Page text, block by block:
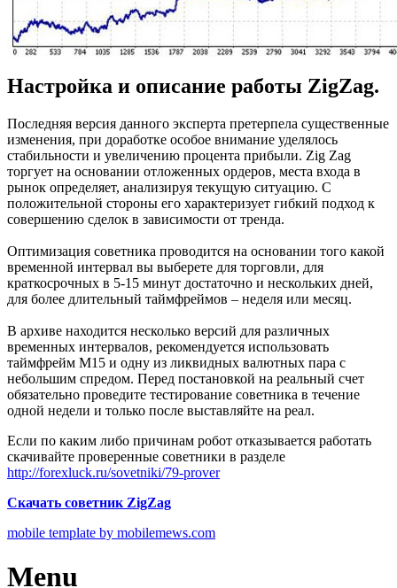
Настройка и описание работы ZigZag.
Последняя версия данного эксперта претерпела существенные
изменения, при доработке особое внимание уделялось
стабильности и увеличению процента прибыли. Zig Zag
торгует на основании отложенных ордеров, места входа в
рынок определяет, анализируя текущую ситуацию. С
положительной стороны его характеризует гибкий подход к
совершению сделок в зависимости от тренда.
Оптимизация советника проводится на основании того какой
временной интервал вы выберете для торговли, для
краткосрочных в 5-15 минут достаточно и нескольких дней,
для более длительный таймфреймов – неделя или месяц.
В архиве находится несколько версий для различных
временных интервалов, рекомендуется использовать
таймфрейм М15 и одну из ликвидных валютных пара с
небольшим спредом. Перед постановкой на реальный счет
обязательно проведите тестирование советника в течение
одной недели и только после выставляйте на реал.
Если по каким либо причинам робот отказывается работать
скачивайте проверенные советники в разделе
http://forexluck.ru/sovetniki/79-prover
Скачать советник ZigZag
mobile template by mobilemews.com
Menu